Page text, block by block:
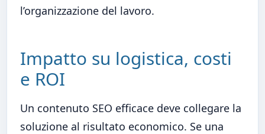
l’organizzazione del lavoro.
Impatto su logistica, costi
e ROI
Un contenuto SEO efficace deve collegare la
soluzione al risultato economico. Se una